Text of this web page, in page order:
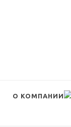
О КОМПАНИИ